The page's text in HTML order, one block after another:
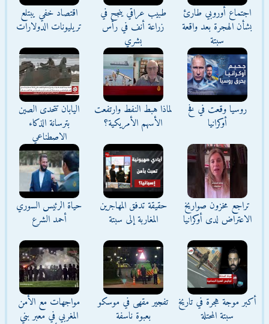
اجتماع أوروبي طارئ
بشأن الهجرة بعد واقعة
سبتة
طبيب عراقي ينجح في
زراعة أنف في رأس
بشري
اقتصاد خفي يبتلع
تريليونات الدولارات
روسيا وقعت في فخ
أوكرانيا
لماذا هبط النفط وارتفعت
الأسهم الأمريكية؟
اليابان تتحدى الصين
بترسانة الذكاء
الاصطناعي
تراجع مخزون صواريخ
الاعتراض لدى أوكرانيا
حقيقة تدفق المهاجرين
المغاربة إلى سبتة
حياة الرئيس السوري
أحمد الشرع
أكبر موجة هجرة في تاريخ
سبتة المحتلة
تفجير مقهى في موسكو
بعبوة ناسفة
مواجهات مع الأمن
المغربي في معبر بني